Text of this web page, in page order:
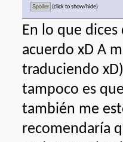
(click to show/hide)
En lo que
acuerdo xD A
traduciendo
tampoco es
también me
recomendaría